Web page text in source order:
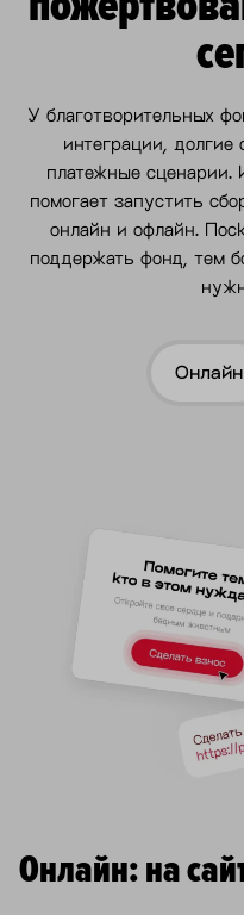
У благотворительных
интеграции, долгие
платежные сценарии.
помогает запустить
онлайн и офлайн.
поддержать фонд, тем
Онлайн
Онлайн: на